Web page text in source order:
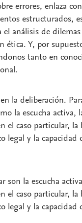
errores, enlaza
estructurados,
análisis de
Y, por
tanto en
la deliberación.
la escucha activa,
el caso particular, la
legal y la capacidad
son la escucha
el caso particular, la
legal y la capacidad